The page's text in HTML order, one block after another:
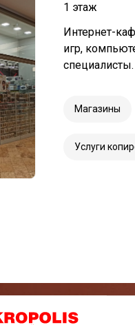
1 этаж
Интернет-
игр,
специалисты.
Магазины
Услуги